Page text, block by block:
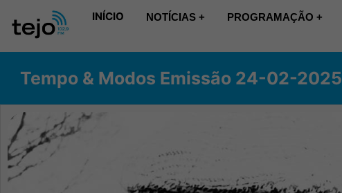
INÍCIO NOTÍCIAS + PROGRAMAÇÃO +
Tempo & Modos Emissão 24-02-2025